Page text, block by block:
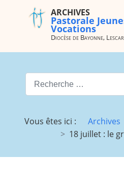
ARCHIVES
Pastorale
Lescar et
X
du site
JMJ
JDJ (JMJ)
JD 4e/3e
ARCHIVES
Pastorale
Vocations
Diocèse de Bayonne,
Valider
Vous êtes ici :
Archives
18 juillet : le